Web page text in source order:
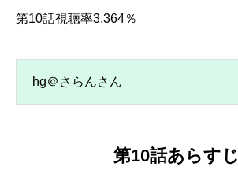
第10話視聴率3.364％
hg＠さらんさん
第10話あらすじ